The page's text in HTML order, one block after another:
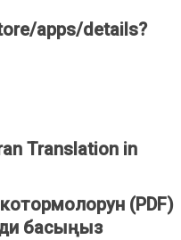
apps/details?
Translation in
(PDF)
басыңыз